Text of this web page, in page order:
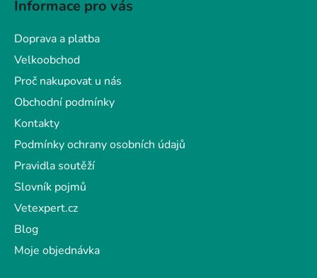
Informace pro vás
Doprava a platba
Velkoobchod
Proč nakupovat u nás
Obchodní podmínky
Kontakty
Podmínky ochrany osobních údajů
Pravidla soutěží
Slovník pojmů
Vetexpert.cz
Blog
Moje objednávka